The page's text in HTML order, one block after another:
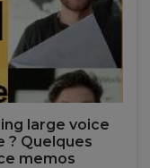
large voice
? Quelques
memos